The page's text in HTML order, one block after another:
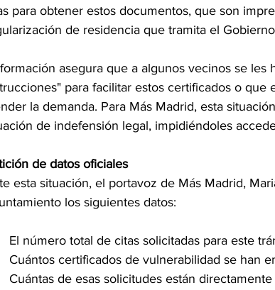
para obtener estos documentos, que son
de residencia que tramita el
asegura que a algunos vecinos se les
para facilitar estos certificados o
la demanda. Para Más Madrid, esta
de indefensión legal, impidiéndoles
de datos oficiales
esta situación, el portavoz de Más Madrid,
los siguientes datos:
El número total de citas solicitadas para este
Cuántos certificados de vulnerabilidad se han
Cuántas de esas solicitudes están